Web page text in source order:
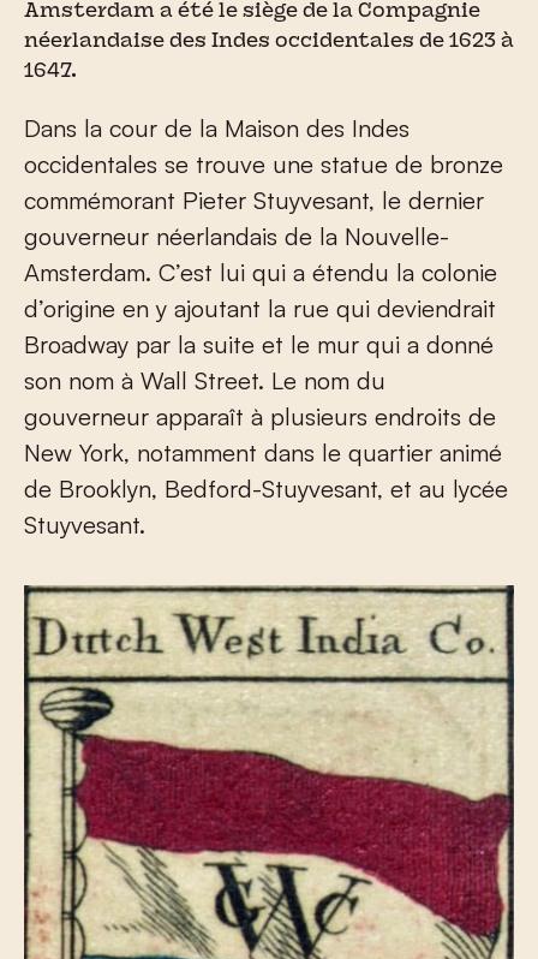
Amsterdam a été le siège de la Compagnie
néerlandaise des Indes occidentales de 1623 à
1647.
Dans la cour de la Maison des Indes
occidentales se trouve une statue de bronze
commémorant Pieter Stuyvesant, le dernier
gouverneur néerlandais de la Nouvelle-
Amsterdam. C’est lui qui a étendu la colonie
d’origine en y ajoutant la rue qui deviendrait
Broadway par la suite et le mur qui a donné
son nom à Wall Street. Le nom du
gouverneur apparaît à plusieurs endroits de
New York, notamment dans le quartier animé
de Brooklyn, Bedford-Stuyvesant, et au lycée
Stuyvesant.